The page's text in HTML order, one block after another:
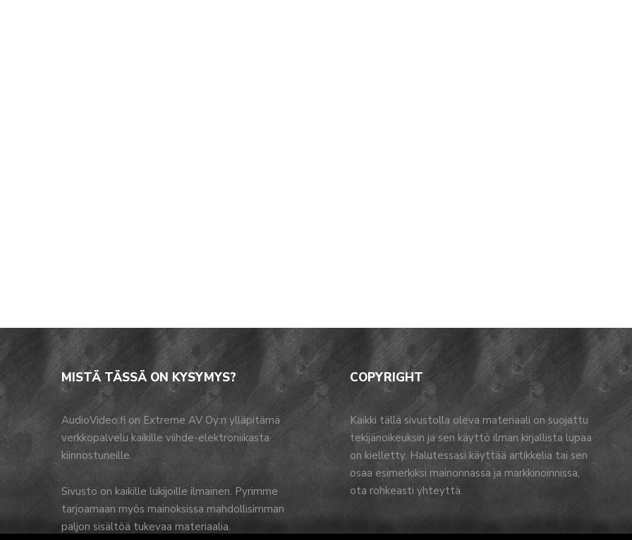
MISTÄ TÄSSÄ ON KYSYMYS?
AudioVideo.fi on Extreme AV Oy:n ylläpitämä
verkkopalvelu kaikille viihde-elektroniikasta
kiinnostuneille.
Sivusto on kaikille lukijoille ilmainen. Pyrimme
tarjoamaan myös mainoksissa mahdollisimman
paljon sisältöä tukevaa materiaalia.
COPYRIGHT
Kaikki tällä sivustolla oleva materiaali on suojattu
tekijänoikeuksin ja sen käyttö ilman kirjallista lupaa
on kielletty. Halutessasi käyttää artikkelia tai sen
osaa esimerkiksi mainonnassa ja markkinoinnissa,
ota rohkeasti yhteyttä.